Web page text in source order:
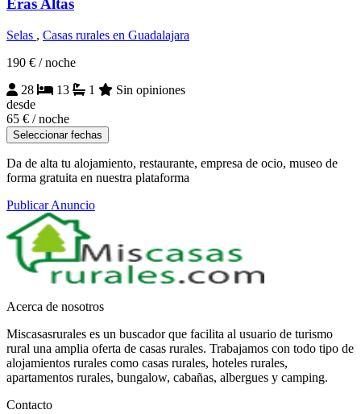
Eras Altas
Selas , Casas rurales en Guadalajara
190 € / noche
28
13 1
Sin opiniones
desde
65 € / noche
Seleccionar fechas
Da de alta tu alojamiento, restaurante, empresa de ocio, museo de
forma gratuita en nuestra plataforma
Publicar Anuncio
Acerca de nosotros
Miscasasrurales es un buscador que facilita al usuario de turismo
rural una amplia oferta de casas rurales. Trabajamos con todo tipo de
alojamientos rurales como casas rurales, hoteles rurales,
apartamentos rurales, bungalow, cabañas, albergues y camping.
Contacto